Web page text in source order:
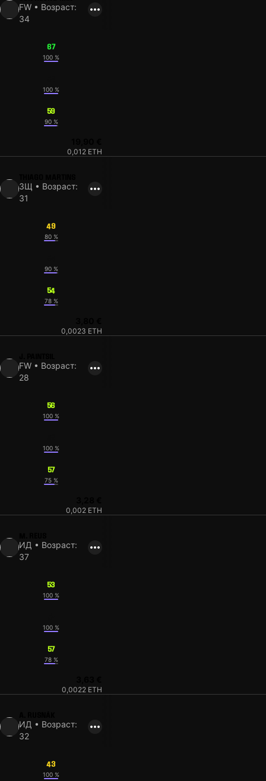
FW • Возраст:
34
67
100 %
100 %
59
90 %
0,012 ETH
ЗЩ • Возраст:
31
49
80 %
90 %
54
78 %
0,0023 ETH
FW • Возраст:
28
56
100 %
100 %
57
75 %
0,002 ETH
ИД • Возраст:
37
53
100 %
100 %
57
78 %
0,0022 ETH
ИД • Возраст:
32
43
100 %